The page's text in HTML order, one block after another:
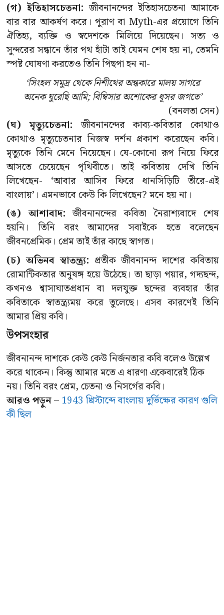
(গ) ইতিহাসচেতনা: জীবনানন্দের ইতিহাসচেতনা আমাকে
বার বার আকর্ষণ করে। পুরাণ বা Myth-এর প্রয়োগে তিনি
ঐতিহ্য, ব্যক্তি ও স্বদেশকে মিলিয়ে দিয়েছেন। সত্য ও
সুন্দরের সন্ধানে তাঁর পথ হাঁটা তাই যেমন শেষ হয় না, তেমনি
স্পষ্ট ঘোষণা করতেও তিনি পিছপা হন না-
‘সিংহল সমুদ্র থেকে নিশীথের অন্ধকারে মালয় সাগরে
অনেক ঘুরেছি আমি; বিম্বিসার অশোকের ধূসর জগতে’
(বনলতা সেন)
(ঘ) মৃত্যুচেতনা: জীবনানন্দের কাব্য-কবিতার কোথাও
কোথাও মৃত্যুচেতনার নিজস্ব দর্শন প্রকাশ করেছেন কবি।
মৃত্যুকে তিনি মেনে নিয়েছেন। যে-কোনো রূপ নিয়ে ফিরে
আসতে চেয়েছেন পৃথিবীতে। তাই কবিতায় দেখি তিনি
লিখেছেন- ‘আবার আসিব ফিরে ধানসিড়িটি তীরে-এই
বাংলায়’। এমনভাবে কেউ কি লিখেছেন? মনে হয় না।
(ঙ) আশাবাদ: জীবনানন্দের কবিতা নৈরাশ্যবাদে শেষ
হয়নি। তিনি বরং আমাদের সবাইকে হতে বলেছেন
জীবনপ্রেমিক। প্রেম তাই তাঁর কাছে স্বাগত।
(চ) অভিনব স্বাতন্ত্র্য: প্রতীক জীবনানন্দ দাশের কবিতায়
রোমান্টিকতার অনুষঙ্গ হয়ে উঠেছে। তা ছাড়া পয়ার, গদ্যছন্দ,
কখনও শ্বাসাঘাতপ্রধান বা দলযুক্ত ছন্দের ব্যবহার তাঁর
কবিতাকে স্বাতন্ত্র্যময় করে তুলেছে। এসব কারণেই তিনি
আমার প্রিয় কবি।
উপসংহার
জীবনানন্দ দাশকে কেউ কেউ নির্জনতার কবি বলেও উল্লেখ
করে থাকেন। কিন্তু আমার মতে এ ধারণা একেবারেই ঠিক
নয়। তিনি বরং প্রেম, চেতনা ও নিসর্গের কবি।
আরও পড়ুন–1943 খ্রিস্টাব্দে বাংলায় দুর্ভিক্ষের কারণ গুলি
কী ছিল